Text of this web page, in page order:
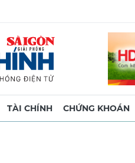
TÀI CHÍNH CHỨNG KHOÁN